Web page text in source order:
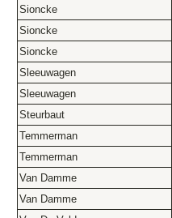
Sioncke
Sioncke
Sioncke
Sleeuwagen
Sleeuwagen
Steurbaut
Temmerman
Temmerman
Van Damme
Van Damme